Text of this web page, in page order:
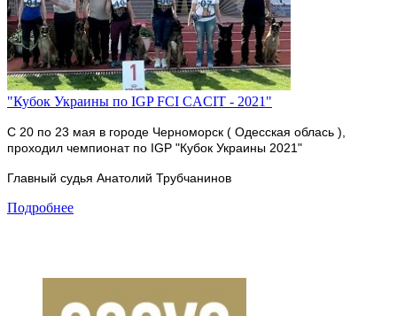
"Кубок Украины по IGP FCI CACIT - 2021"
С 20 по 23 мая в городе Черноморск ( Одесская облась ),
проходил чемпионат по IGP "Кубок Украины 2021"
Главный судья Анатолий Трубчанинов
Подробнее